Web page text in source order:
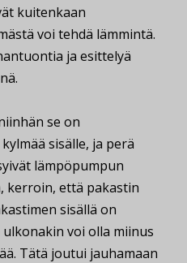
kuitenkaan
voi tehdä lämmintä.
ja esittelyä
se on
sisälle, ja perä
lämpöpumpun
kerroin, että pakastin
sisällä on
voi olla miinus
Tätä joutui jauhamaan